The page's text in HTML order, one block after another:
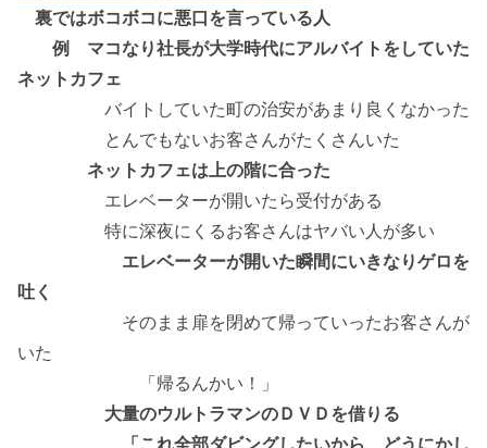
裏ではボコボコに悪口を言っている人
例 マコなり社長が大学時代にアルバイトをしていた
ネットカフェ
バイトしていた町の治安があまり良くなかった
とんでもないお客さんがたくさんいた
ネットカフェは上の階に合った
エレベーターが開いたら受付がある
特に深夜にくるお客さんはヤバい人が多い
エレベーターが開いた瞬間にいきなりゲロを
吐く
そのまま扉を閉めて帰っていったお客さんが
いた
「帰るんかい！」
大量のウルトラマンのＤＶＤを借りる